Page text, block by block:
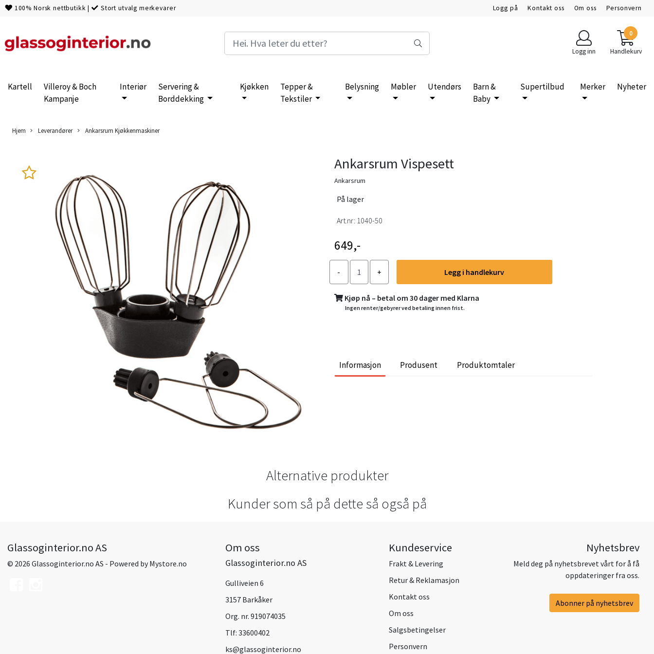
100% Norsk nettbutikk | Stort utvalg merkevarer Logg på Kontakt oss Om oss Personvern
Logg inn
0
Handlekurv
Kartell
Villeroy & Boch
Kampanje
Interiør
Servering &
Borddekking
Kjøkken
Tepper &
Tekstiler
Belysning Møbler Utendørs
Barn &
Baby
Supertilbud Merker Nyheter
Hjem Leverandører Ankarsrum Kjøkkenmaskiner
Ankarsrum Vispesett
Ankarsrum
På lager
Art.nr: 1040-50
649,-
Legg i handlekurv
Kjøp nå – betal om 30 dager med Klarna
Ingen renter/gebyrer ved betaling innen frist.
Informasjon Produsent Produktomtaler
Alternative produkter
Kunder som så på dette så også på
Glassoginterior.no AS
© 2026 Glassoginterior.no AS - Powered byMystore.no
Om oss
Glassoginterior.no AS
Gulliveien 6
3157 Barkåker
Org. nr. 919074035
Tlf: 33600402
ks@glassoginterior.no
Kundeservice
Frakt & Levering
Retur & Reklamasjon
Kontakt oss
Om oss
Salgsbetingelser
Personvern
Nyhetsbrev
Meld deg på nyhetsbrevet vårt for å få
oppdateringer fra oss.
Abonner på nyhetsbrev